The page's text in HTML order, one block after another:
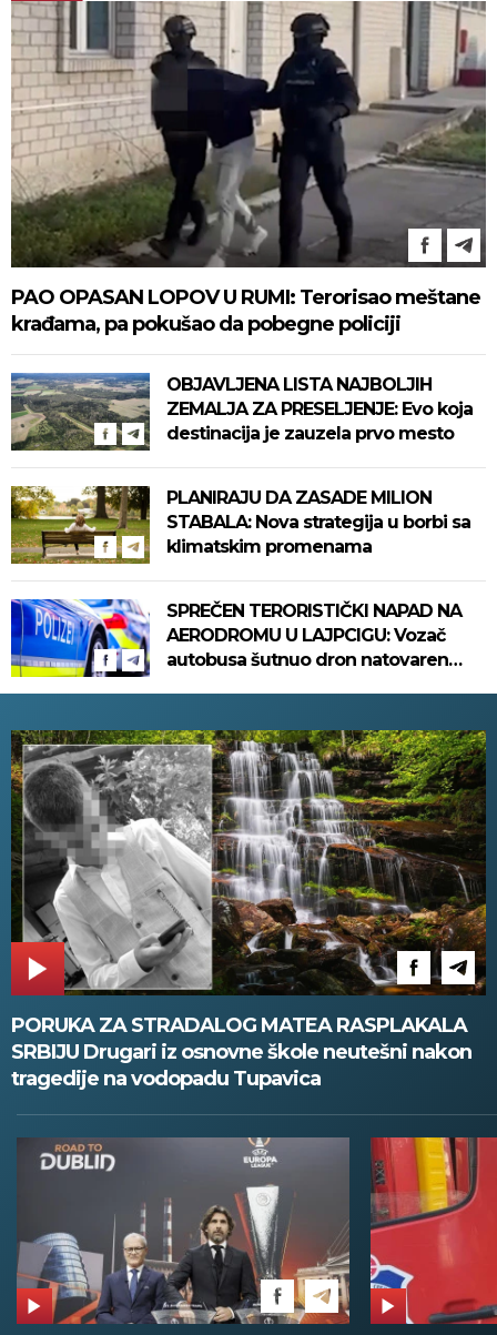
PAO OPASAN LOPOV U RUMI: Terorisao meštane
krađama, pa pokušao da pobegne policiji
OBJAVLJENA LISTA NAJBOLJIH
ZEMALJA ZA PRESELJENJE: Evo koja
destinacija je zauzela prvo mesto
PLANIRAJU DA ZASADE MILION
STABALA: Nova strategija u borbi sa
klimatskim promenama
SPREČEN TERORISTIČKI NAPAD NA
AERODROMU U LAJPCIGU: Vozač
autobusa šutnuo dron natovaren
PORUKA ZA STRADALOG MATEA RASPLAKALA
SRBIJU Drugari iz osnovne škole neutešni nakon
tragedije na vodopadu Tupavica